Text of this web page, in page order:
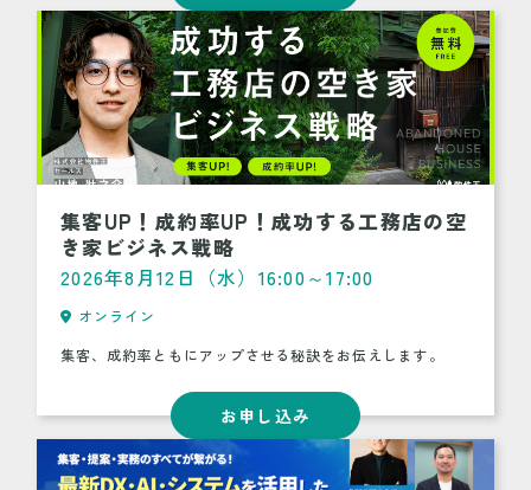
集客UP！成約率UP！成功する工務店の空
き家ビジネス戦略
2026年8月12日（水）16:00～17:00
オンライン
集客、成約率ともにアップさせる秘訣をお伝えします。
お申し込み